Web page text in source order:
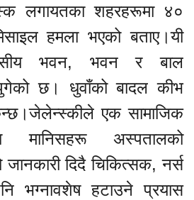
लगायतका शहरहरूमा ४०
हमला भएको बताए।यी
भवन, भवन र बाल
छ। धुवाँको बादल कीभ
एक सामाजिक
मानिसहरू अस्पतालको
दिदै चिकित्सक, नर्स
भग्नावशेष हटाउने प्रयास